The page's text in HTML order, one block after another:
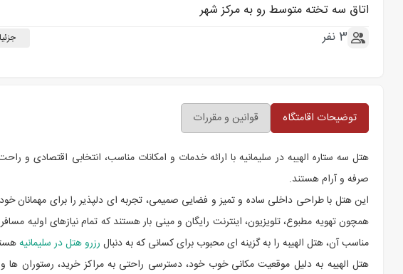
اتاق سه تخته متوسط رو به مرکز شهر
3 نفر
توضیحات اقامتگاه قوانین و مقررات
هتل سه ستاره الهیبه در سلیمانیه با ارائه خدمات و امکانات مناسب، انتخابی اقتصادی و
صرفه و آرام هستند.
این هتل با طراحی داخلی ساده و تمیز و فضایی صمیمی، تجربه ای دلپذیر را برای مهمانان
همچون تهویه مطبوع، تلویزیون، اینترنت رایگان و مینی بار هستند که تمام نیازهای اولیه
مناسب آن، هتل الهیبه را به گزینه ای محبوب برای کسانی که به دنبال رزرو هتل در سلیمانیه
هتل الهیبه به دلیل موقعیت مکانی خوب خود، دسترسی راحتی به مراکز خرید، رستوران ها